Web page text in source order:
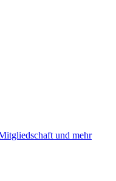
und mehr